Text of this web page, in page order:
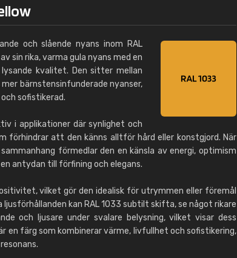
och slående nyans inom RAL
sin rika, varma gula nyans med en
kvalitet. Den sitter mellan
bärnstensinfunderade nyanser,
sofistikerad.
i applikationer där synlighet och
förhindrar att den känns alltför hård eller konstgjord. När
förmedlar den en känsla av energi, optimism
antydan till förfining och elegans.
vilket gör den idealisk för utrymmen eller föremål
kan RAL 1033 subtilt skifta, se något rikare
och ljusare under svalare belysning, vilket visar dess
en färg som kombinerar värme, livfullhet och sofistikering,